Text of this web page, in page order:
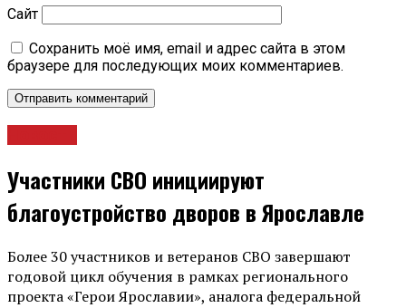
Сайт
Сохранить моё имя, email и адрес сайта в этом
браузере для последующих моих комментариев.
Участники СВО инициируют
благоустройство дворов в Ярославле
Более 30 участников и ветеранов СВО завершают
годовой цикл обучения в рамках регионального
проекта «Герои Ярославии», аналога федеральной